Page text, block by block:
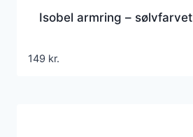
Isobel armring – sølvfarvet
149 kr.